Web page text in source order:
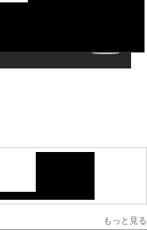
もっと見る